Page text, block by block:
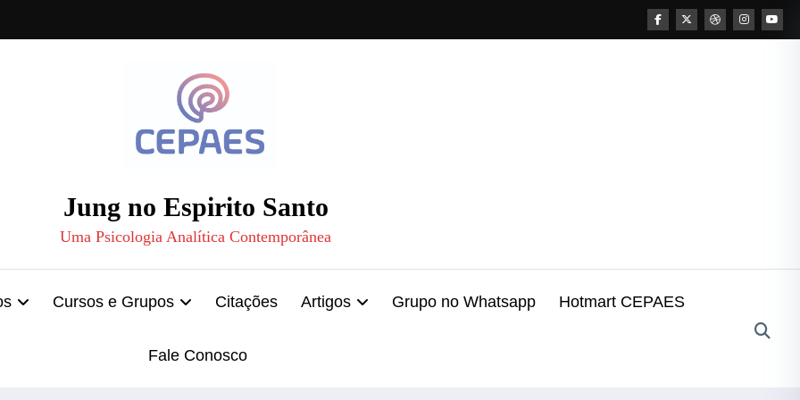
Jung no Espirito Santo
Uma Psicologia Analítica Contemporânea
Cursos e Grupos Citações Artigos Grupo no Whatsapp Hotmart CEPAES
Fale Conosco